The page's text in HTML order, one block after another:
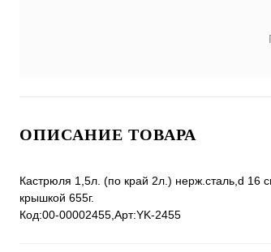
ОПИСАНИЕ ТОВАРА
Кастрюля 1,5л. (по край 2л.) нерж.сталь,d 16
крышкой 655г.
Код:00-00002455,Арт:YK-2455